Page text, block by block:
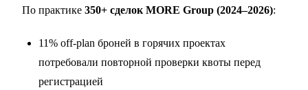
По практике 350+ сделок MORE Group (2024–2026):
11% off-plan броней в горячих проектах
потребовали повторной проверки квоты перед
регистрацией